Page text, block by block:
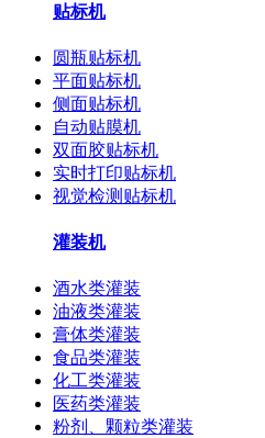
贴标机
圆瓶贴标机
平面贴标机
侧面贴标机
自动贴膜机
双面胶贴标机
实时打印贴标机
视觉检测贴标机
灌装机
酒水类灌装
油液类灌装
膏体类灌装
食品类灌装
化工类灌装
医药类灌装
粉剂、颗粒类灌装